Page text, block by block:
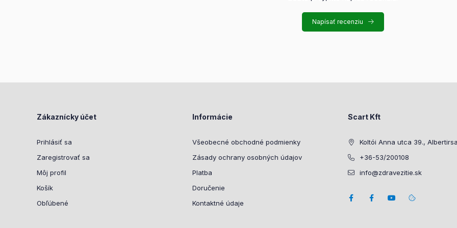
Napísať recenziu
Zákaznícky účet
Prihlásiť sa
Zaregistrovať sa
Môj profil
Košík
Obľúbené
Informácie
Všeobecné obchodné podmienky
Zásady ochrany osobných údajov
Platba
Doručenie
Kontaktné údaje
Scart Kft
Koltói Anna utca 39.,
+36-53/200108
info@zdravezitie.sk